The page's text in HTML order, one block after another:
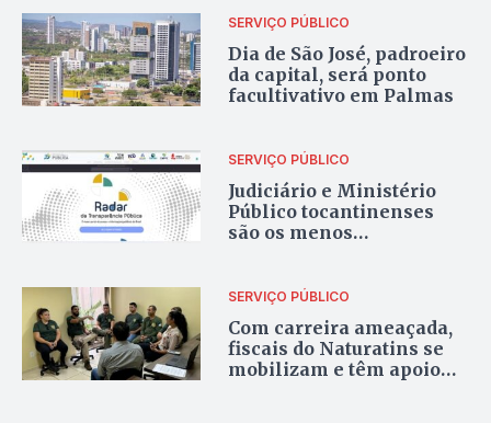
SERVIÇO PÚBLICO
Dia de São José, padroeiro
da capital, será ponto
facultivativo em Palmas
SERVIÇO PÚBLICO
Judiciário e Ministério
Público tocantinenses
são os menos
SERVIÇO PÚBLICO
Com carreira ameaçada,
fiscais do Naturatins se
mobilizam e têm apoio